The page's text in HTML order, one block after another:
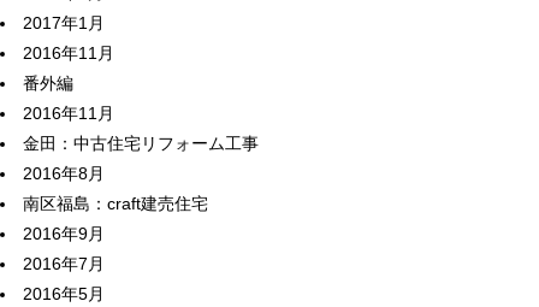
2017年1月
2016年11月
番外編
2016年11月
金田：中古住宅リフォーム工事
2016年8月
南区福島：craft建売住宅
2016年9月
2016年7月
2016年5月